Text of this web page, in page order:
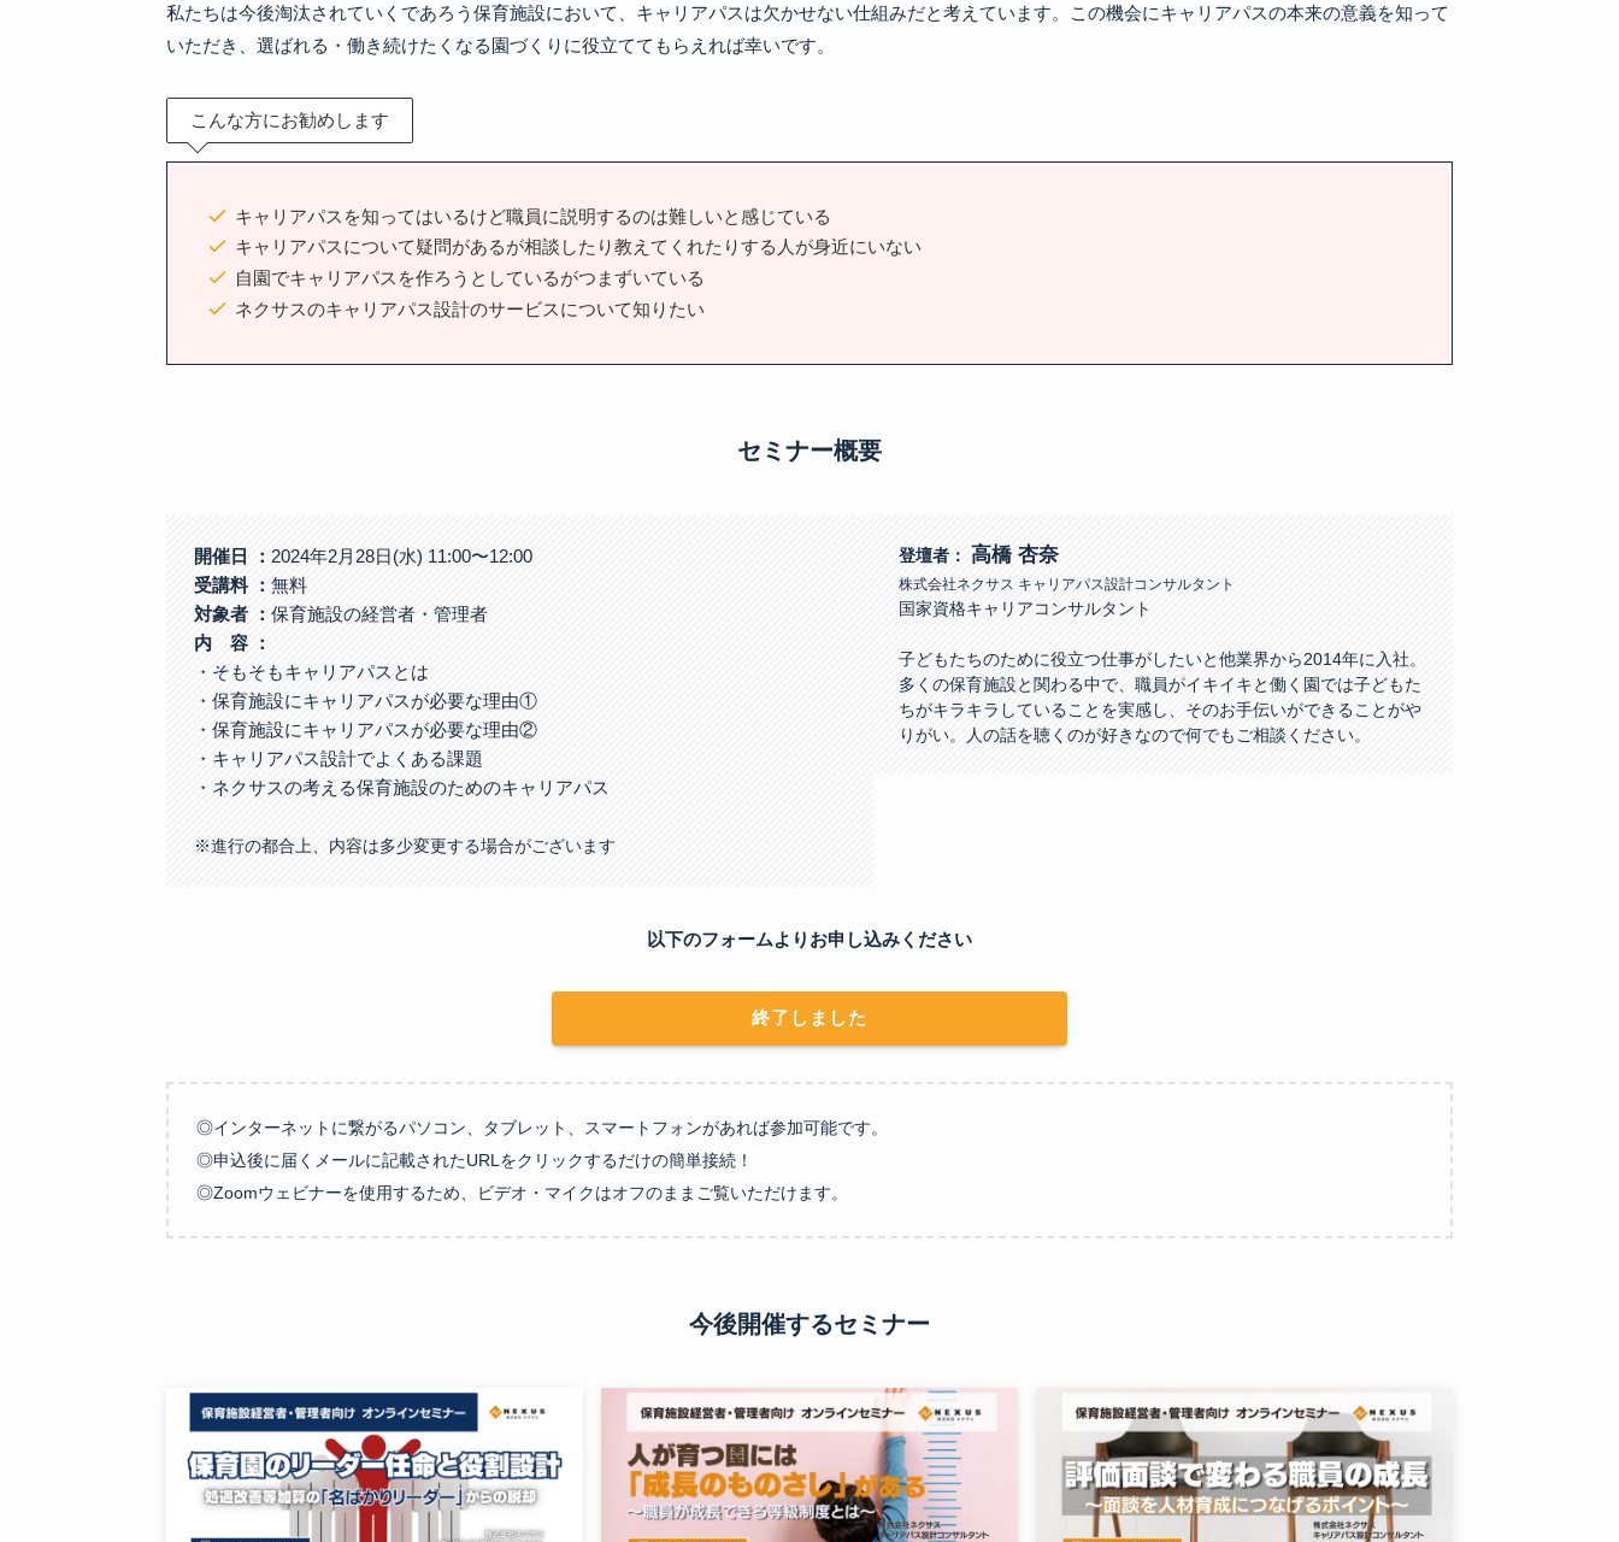
私たちは今後淘汰されていくであろう保育施設において、キャリアパスは欠かせない仕組みだと考えています。この機会にキャリアパスの本来の意義を知って
いただき、選ばれる・働き続けたくなる園づくりに役立ててもらえれば幸いです。
こんな方にお勧めします
キャリアパスを知ってはいるけど職員に説明するのは難しいと感じている
キャリアパスについて疑問があるが相談したり教えてくれたりする人が身近にいない
自園でキャリアパスを作ろうとしているがつまずいている
ネクサスのキャリアパス設計のサービスについて知りたい
セミナー概要
開催日 ： 2024年2月28日(水) 11:00〜12:00
受講料
： 無料
対象者
： 保育施設の経営者・管理者
内 容 ：
・そもそもキャリアパスとは
・保育施設にキャリアパスが必要な理由①
・保育施設にキャリアパスが必要な理由②
・キャリアパス設計でよくある課題
・ネクサスの考える保育施設のためのキャリアパス
※進行の都合上、内容は多少変更する場合がございます
登壇者： 高橋 杏奈
株式会社ネクサス キャリアパス設計コンサルタント
国家資格キャリアコンサルタント
子どもたちのために役立つ仕事がしたいと他業界から2014年に入社。
多くの保育施設と関わる中で、職員がイキイキと働く園では子どもた
ちがキラキラしていることを実感し、そのお手伝いができることがや
りがい。人の話を聴くのが好きなので何でもご相談ください。
以下のフォームよりお申し込みください
終了しました
◎インターネットに繋がるパソコン、タブレット、スマートフォンがあれば参加可能です。
◎申込後に届くメールに記載されたURLをクリックするだけの簡単接続！
◎Zoomウェビナーを使用するため、ビデオ・マイクはオフのままご覧いただけます。
今後開催するセミナー